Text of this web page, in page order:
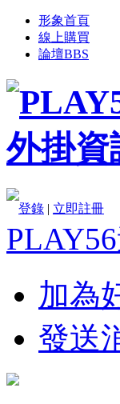
形象首頁
線上購買
論壇BBS
登錄 | 立即註冊
加為
發送